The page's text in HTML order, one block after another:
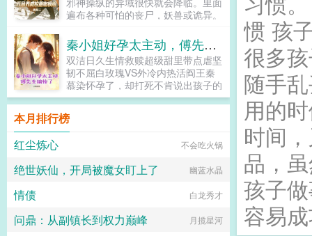
惯 孩
很多
随手
用的
时间
品，
孩子
容易
恨极了她，可看见叶曦对那个男人
藏得严严实实。 叶曦就像拴着裴
翊的那根线，只要松一松手，裴翊就
会回到她的手里。 当年的遮羞布
被扯破，血淋淋的真相摊开摆在他们
面前。叶曦亲手把证据扎在裴翊的心
上，恨意裹挟着全身。裴翊，我祝你
长命百岁，一生孤家寡人！ 裴翊
失了心智，红着眼睛跪在她面前，曦
好？你看我一眼好不好？...
遍布各种可怕的丧尸，妖兽或诡异。
殊能力，能冒充任何生物的金手指！
开局他就飞快发育，还为拯救人类的
大业，养成一对漂亮的校服嫩模组。
等他横空出世，残酷末世的画风就此
改变。不仅仅尸皇成他手下。妖兽喊
他主人，就连诡异们都纷纷做起了他
安排的系统任务。邪神（震恐）这世
道我已经看不懂了...
秦小姐好孕太主动，傅先生输惨了
双洁日久生情救赎超级甜里带点虐坚
韧不屈白玫瑰VS外冷内热活阎王秦
慕染怀孕了，却打死不肯说出孩子的
父亲是谁。她寄人篱下受尽摧残折
磨，被压着去医院打胎。终于，被打
的浑身青紫的她见到了那张冰冷的
脸。傅平洲见到她的第一面，却言语
冰冷。这孩子，你是自己打，还是我
解决困境的唯一办法，所以死皮赖脸
定了。为了继续查清楚家人遇害的真
在傅家四处周旋，可绑架与暗杀接踵
本月排行榜
红尘炼心
不会吃火锅
绝世妖仙，开局被魔女盯上了 幽蓝水晶
情债 白龙秀才
问鼎：从副镇长到权力巅峰 月揽星河